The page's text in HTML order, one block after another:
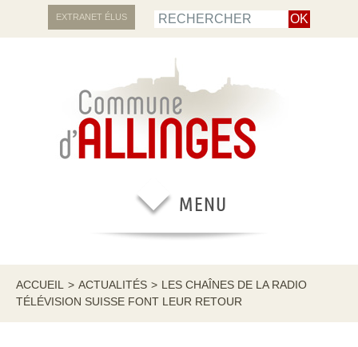
EXTRANET ÉLUS
ACCUEIL > ACTUALITÉS > LES CHAÎNES DE LA RADIO
TÉLÉVISION SUISSE FONT LEUR RETOUR